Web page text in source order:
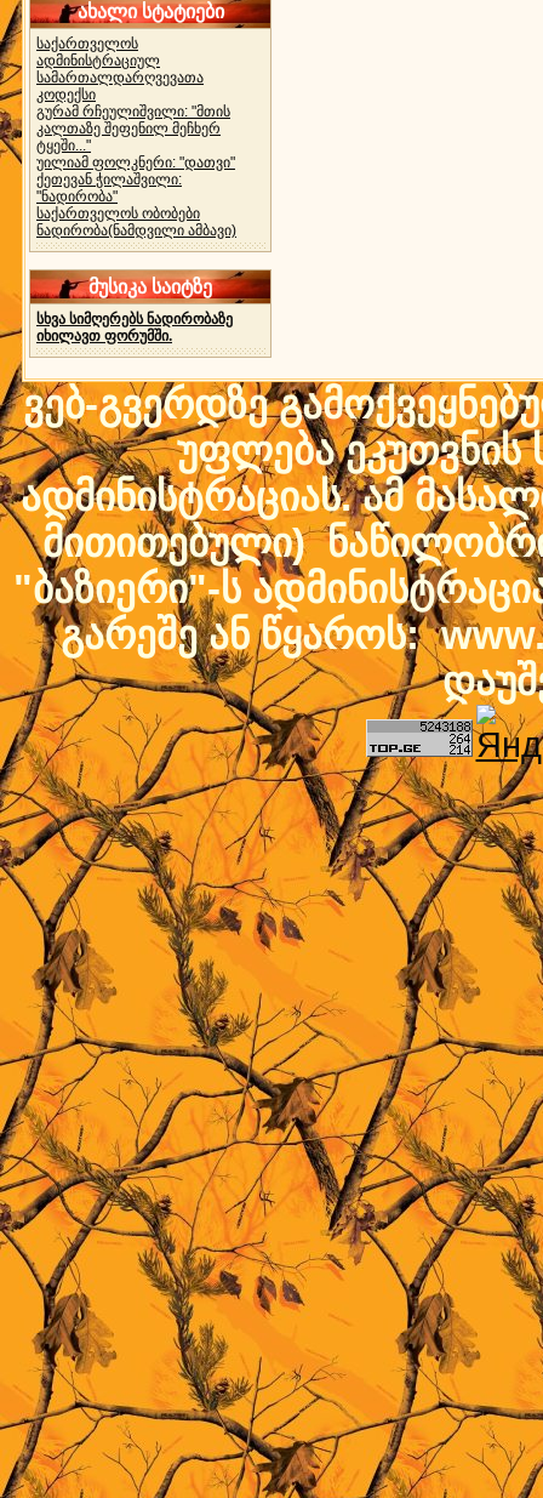
ახალი სტატიები
საქართველოს
ადმინისტრაციულ
სამართალდარღვევათა
კოდექსი
გურამ რჩეულიშვილი: "მთის
კალთაზე შეფენილ მეჩხერ
ტყეში..."
უილიამ ფოლკნერი: "დათვი"
ქეთევან ჭილაშვილი:
"ნადირობა"
საქართველოს ობობები
ნადირობა(ნამდვილი ამბავი)
მუსიკა საიტზე
სხვა სიმღერებს ნადირობაზე
იხილავთ ფორუმში.
ვებ-გვერდზე
უფლება ეკუთვნის
ადმინისტრაციას. ამ
მითითებული)
"ბაზიერი"-ს
გარეშე ან წყაროს: